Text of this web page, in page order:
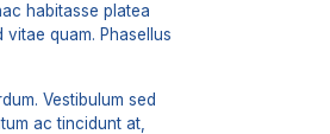
habitasse platea
quam. Phasellus
Vestibulum sed
ac tincidunt at,